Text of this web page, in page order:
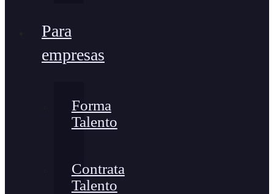
Para
empresas
Forma
Talento
Contrata
Talento